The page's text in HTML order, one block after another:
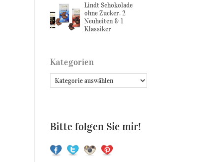
Lindt Schokolade
ohne Zucker. 2
Neuheiten & 1
Klassiker
Kategorien
Bitte folgen Sie mir!